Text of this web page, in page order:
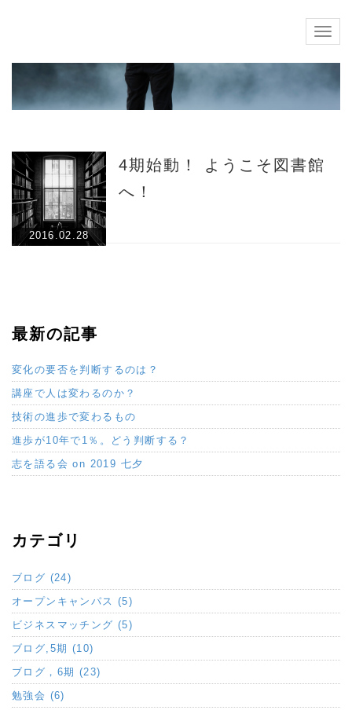
2016.02.28
4期始動！ ようこそ図書館
へ！
最新の記事
変化の要否を判断するのは？
講座で人は変わるのか？
技術の進歩で変わるもの
進歩が10年で1％。どう判断する？
志を語る会 on 2019 七夕
カテゴリ
ブログ (24)
オープンキャンパス (5)
ビジネスマッチング (5)
ブログ,5期 (10)
ブログ，6期 (23)
勉強会 (6)